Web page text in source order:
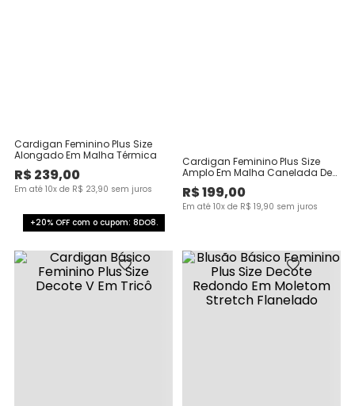
Cardigan Feminino Plus Size
Alongado Em Malha Térmica
R$239,00
Em até 10x de R$ 23,90 sem juros
+20% OFF com o cupom: 8DO8.
Cardigan Feminino Plus Size
Amplo Em Malha Canelada De
Viscose
R$199,00
Em até 10x de R$ 19,90 sem juros